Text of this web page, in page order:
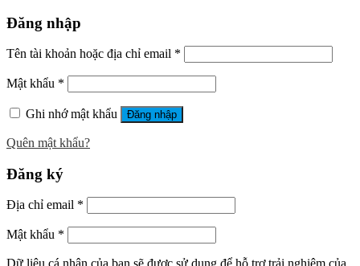
Đăng nhập
Tên tài khoản hoặc địa chỉ email *
Mật khẩu *
Ghi nhớ mật khẩu Đăng nhập
Quên mật khẩu?
Đăng ký
Địa chỉ email *
Mật khẩu *
Dữ liệu cá nhân của bạn sẽ được sử dụng để hỗ trợ trải nghiệm của